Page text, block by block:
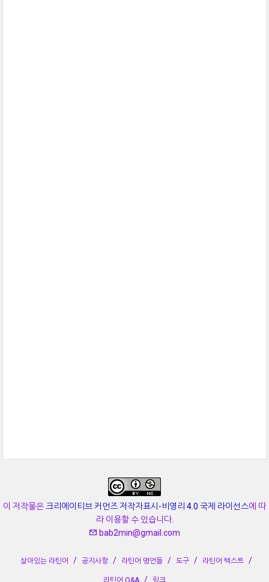
이 저작물은크리에이티브 커먼즈 저작자표시-비영리 4.0 국제 라이선스에 따
라 이용할 수 있습니다.
bab2min@gmail.com
살아있는 라틴어 공지사항 라틴어 명언들 도구 라틴어 텍스트
라틴어 Q&A 링크